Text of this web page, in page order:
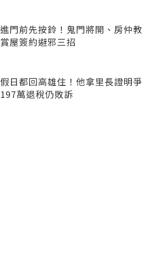
進門前先按鈴！鬼門將開、房仲教
賞屋簽約避邪三招
假日都回高雄住！他拿里長證明爭
197萬退稅仍敗訴